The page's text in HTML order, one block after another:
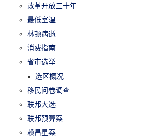
改革开放三十年
最低室温
林顿病逝
消费指南
省市选举
选区概况
移民问卷调查
联邦大选
联邦预算案
赖昌星案